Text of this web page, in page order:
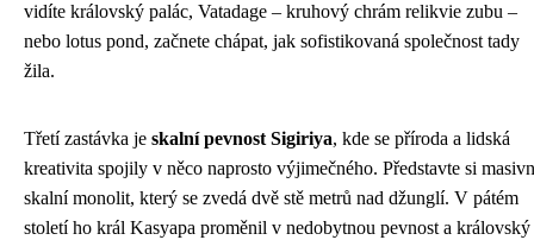
vidíte královský palác, Vatadage – kruhový chrám relikvie zubu –
nebo lotus pond, začnete chápat, jak sofistikovaná společnost tady
žila.
Třetí zastávka je skalní pevnost Sigiriya, kde se příroda a lidská
kreativita spojily v něco naprosto výjimečného. Představte si
skalní monolit, který se zvedá dvě stě metrů nad džunglí. V pátém
století ho král Kasyapa proměnil v nedobytnou pevnost a královský